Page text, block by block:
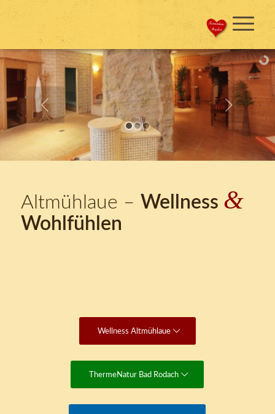
Altmühlaue – Wellness &
Wohlfühlen
Wellness Altmühlaue
ThermeNatur Bad Rodach